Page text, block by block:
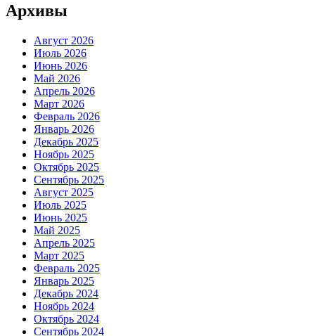
Архивы
Август 2026
Июль 2026
Июнь 2026
Май 2026
Апрель 2026
Март 2026
Февраль 2026
Январь 2026
Декабрь 2025
Ноябрь 2025
Октябрь 2025
Сентябрь 2025
Август 2025
Июль 2025
Июнь 2025
Май 2025
Апрель 2025
Март 2025
Февраль 2025
Январь 2025
Декабрь 2024
Ноябрь 2024
Октябрь 2024
Сентябрь 2024